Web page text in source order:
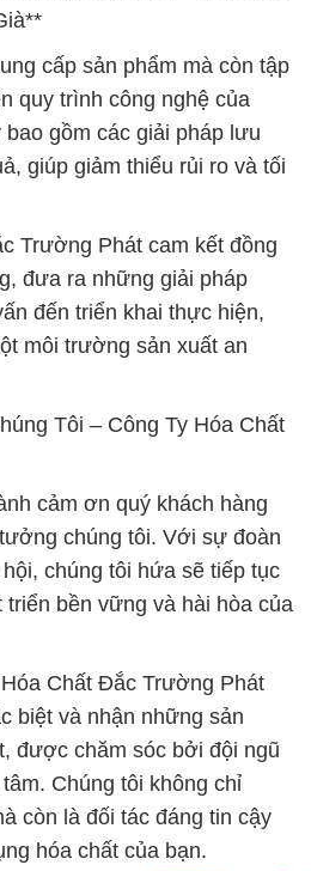
cấp sản phẩm mà còn tập
quy trình công nghệ của
gồm các giải pháp lưu
giúp giảm thiểu rủi ro và tối
Trường Phát cam kết đồng
đưa ra những giải pháp
đến triển khai thực hiện,
môi trường sản xuất an
Tôi – Công Ty Hóa Chất
cảm ơn quý khách hàng
chúng tôi. Với sự đoàn
chúng tôi hứa sẽ tiếp tục
bền vững và hài hòa của
Chất Đắc Trường Phát
biệt và nhận những sản
được chăm sóc bởi đội ngũ
Chúng tôi không chỉ
còn là đối tác đáng tin cậy
hóa chất của bạn.